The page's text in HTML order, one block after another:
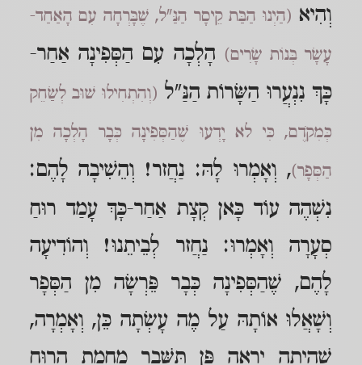
וְהִיא (הַיְנוּ הַבַּת קֵיסָר הַנַּ"ל, שֶׁבָּרְחָה עִם הָאַחַד-
עָשָׂר בְּנוֹת שָׂרִים) הָלְכָה עִם הַסְּפִינָה אַחַר-
כָּךְ נִנְעֲרוּ הַשָּׂרוֹת הַנַּ"ל (וְהִתְחִילוּ שׁוּב לְשַׂחֵק
כְּמִקֹדֶם, כִּי לא יָדְעוּ שֶׁהַסְּפִינָה כְּבָר הָלְכָה מִן
הַסְּפָר), וְאָמְרוּ לָהּ: נַחֲזר! וְהֵשִׁיבָה לָהֶם:
נִשְׁהֶה עוֹד כָּאן קְצָת אַחַר-כָּךְ עָמַד רוּחַ
סְעָרָה וְאָמְרוּ: נַחֲזר לְבֵיתֵנוּ! וְהוֹדִיעָה
לָהֶם, שֶׁהַסְּפִינָה כְּבָר פֵּרְשָׂה מִן הַסְּפָר
וְשָׁאֲלוּ אוֹתָהּ עַל מֶה עָשְׂתָה כֵּן, וְאָמְרָה,
שֶׁהָיְתָה יְרֵאָה פֶּן תִּשָּׁבֵר מֵחֲמַת הָרוּחַ